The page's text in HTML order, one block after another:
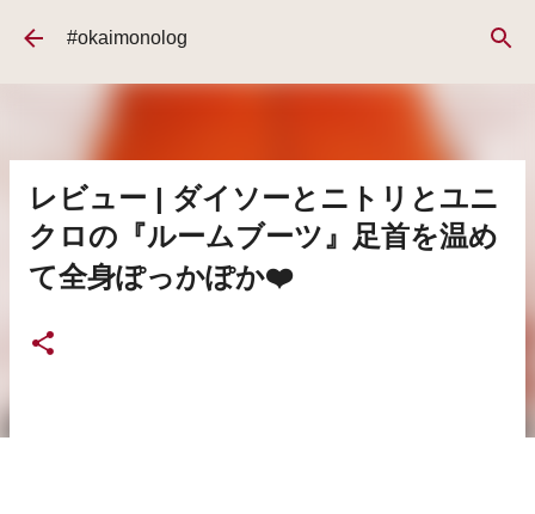
スキップしてメイン コンテンツに移動
#okaimonolog
レビュー | ダイソーとニトリとユニ
クロの『ルームブーツ』足首を温め
て全身ぽっかぽか❤️